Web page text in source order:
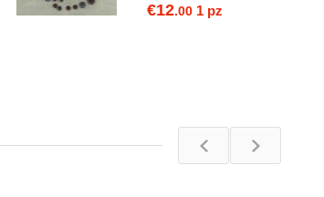
€12.00 1 pz